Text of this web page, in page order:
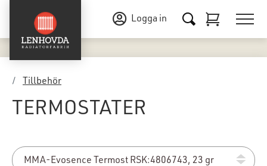
Logga in
Tillbehör
TERMOSTATER
MMA-Evosence Termost RSK:4806743, 23 gr